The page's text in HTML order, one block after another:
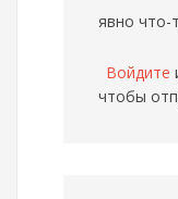
явно что-
Войдите
чтобы